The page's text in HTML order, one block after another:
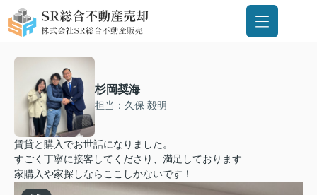
杉岡奨海
担当：久保 毅明
賃貸と購入でお世話になりました。
すごく丁寧に接客してくださり、満足しております
家購入や家探しならここしかないです！